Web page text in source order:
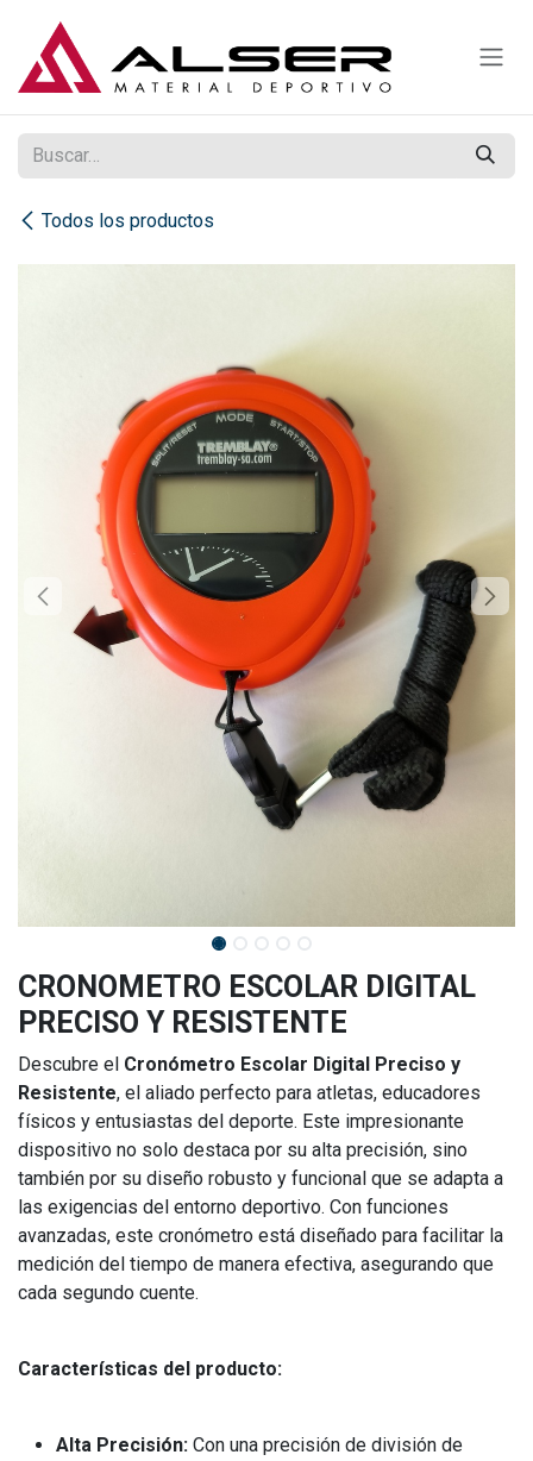
Todos los productos
CRONOMETRO ESCOLAR DIGITAL
PRECISO Y RESISTENTE
Descubre el Cronómetro Escolar Digital Preciso y
Resistente, el aliado perfecto para atletas, educadores
físicos y entusiastas del deporte. Este impresionante
dispositivo no solo destaca por su alta precisión, sino
también por su diseño robusto y funcional que se adapta a
las exigencias del entorno deportivo. Con funciones
avanzadas, este cronómetro está diseñado para facilitar la
medición del tiempo de manera efectiva, asegurando que
cada segundo cuente.
Características del producto:
Alta Precisión: Con una precisión de división de